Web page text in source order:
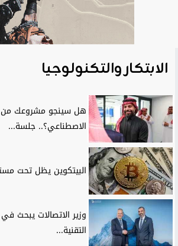
الابتكار والتكنولوجيا
هل سينجو مشروعك من
الاصطناعي؟.. جلسة...
البيتكوين يظل تحت مستوى 90 ألف
وزير الاتصالات يبحث
التقنية...